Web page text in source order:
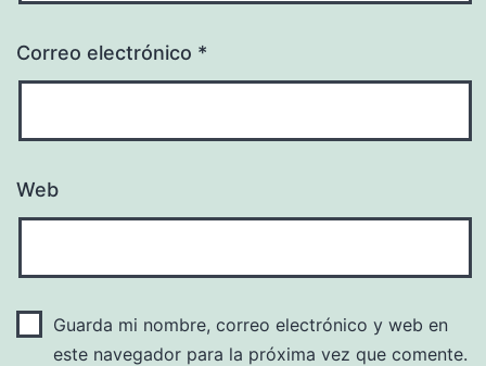
Correo electrónico *
Web
Guarda mi nombre, correo electrónico y web en
este navegador para la próxima vez que comente.